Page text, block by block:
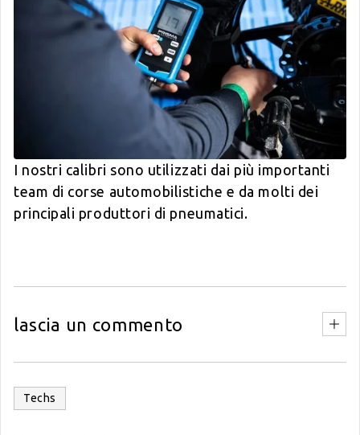
I nostri calibri sono utilizzati dai più importanti
team di corse automobilistiche e da molti dei
principali produttori di pneumatici.
lascia un commento
Techs